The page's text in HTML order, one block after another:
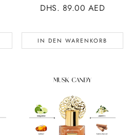
NORMALER
DHS. 89.00 AED
IN DEN WARENKORB